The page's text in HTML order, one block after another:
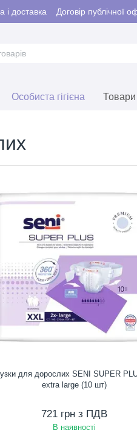
і доставка Договір публічної
Особиста гігієна Товари
для дорослих SENI SUPER
extra large (10 шт)
721 грн з ПДВ
В наявності